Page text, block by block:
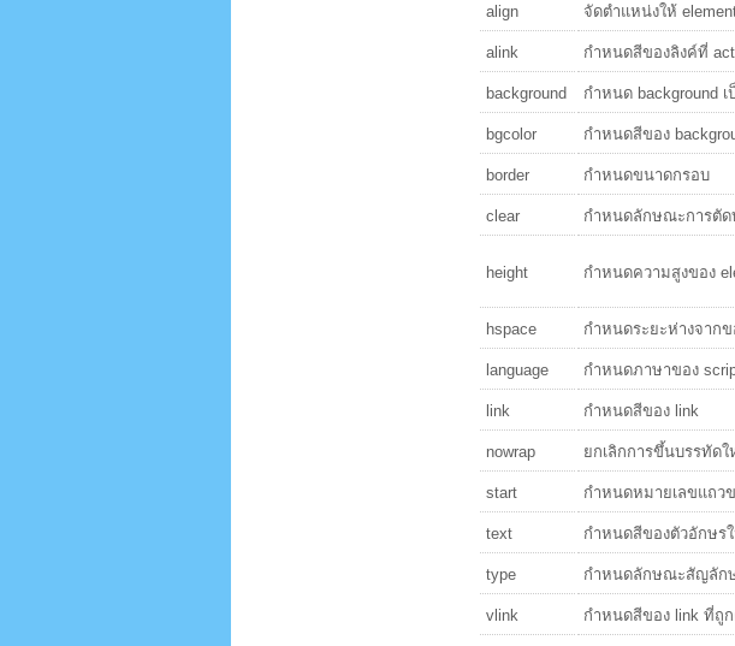
align
จัดตำแหน่งให้
alink กำหนดสีของลิงค์ที่
background กำหนด background
bgcolor กำหนดสีของ
border กำหนดขนาดกรอบ
clear กำหนดลักษณะการตัด
height กำหนดความสูงของ
hspace กำหนดระยะห่างจาก
language กำหนดภาษาของ
link กำหนดสีของ link
nowrap ยกเลิกการขึ้นบรรทัด
start กำหนดหมายเลขแถว
text กำหนดสีของตัวอักษร
type กำหนดลักษณะสัญลัก
vlink กำหนดสีของ link ที่ถู